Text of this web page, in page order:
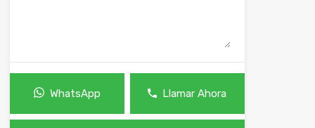
WhatsApp Llamar Ahora